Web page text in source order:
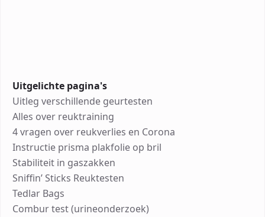
Uitgelichte pagina's
Uitleg verschillende geurtesten
Alles over reuktraining
4 vragen over reukverlies en Corona
Instructie prisma plakfolie op bril
Stabiliteit in gaszakken
Sniffin’ Sticks Reuktesten
Tedlar Bags
Combur test (urineonderzoek)